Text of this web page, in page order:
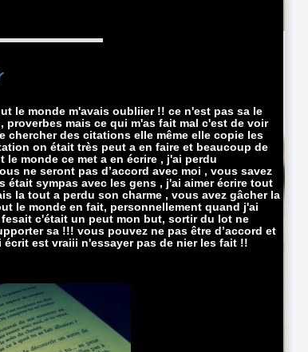
le monde m'avais oubliier !! ce n'est pas sa le
mais ce qui m'as fait mal c'est de voir
chercher des citations elle même elle copie les
on était très peut a en faire et beaucoup de
monde ce met a en écrire , j'ai perdu
ne seront pas d’accord avec moi , vous savez
était sympas avec les gens , j'ai aimer écrire tout
la tout a perdu son charme , vous avez gâcher la
le monde en fait, personnellement quand j'ai
c'était un peut mon but, sortir du lot ne
sa !!! vous pouvez ne pas être d’accord et
est vraiii n'essayer pas de nier les fait !!